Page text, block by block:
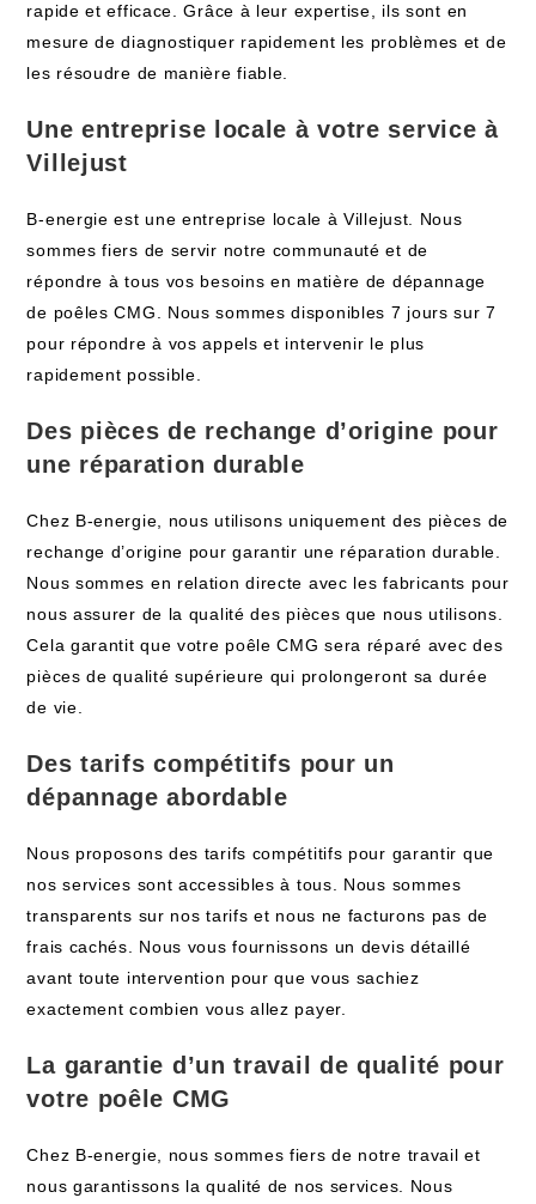
rapide et efficace. Grâce à leur expertise, ils sont en
mesure de diagnostiquer rapidement les problèmes et de
les résoudre de manière fiable.
Une entreprise locale à votre service à
Villejust
B-energie est une entreprise locale à Villejust. Nous
sommes fiers de servir notre communauté et de
répondre à tous vos besoins en matière de dépannage
de poêles CMG. Nous sommes disponibles 7 jours sur 7
pour répondre à vos appels et intervenir le plus
rapidement possible.
Des pièces de rechange d’origine pour
une réparation durable
Chez B-energie, nous utilisons uniquement des pièces de
rechange d’origine pour garantir une réparation durable.
Nous sommes en relation directe avec les fabricants pour
nous assurer de la qualité des pièces que nous utilisons.
Cela garantit que votre poêle CMG sera réparé avec des
pièces de qualité supérieure qui prolongeront sa durée
de vie.
Des tarifs compétitifs pour un
dépannage abordable
Nous proposons des tarifs compétitifs pour garantir que
nos services sont accessibles à tous. Nous sommes
transparents sur nos tarifs et nous ne facturons pas de
frais cachés. Nous vous fournissons un devis détaillé
avant toute intervention pour que vous sachiez
exactement combien vous allez payer.
La garantie d’un travail de qualité pour
votre poêle CMG
Chez B-energie, nous sommes fiers de notre travail et
nous garantissons la qualité de nos services. Nous